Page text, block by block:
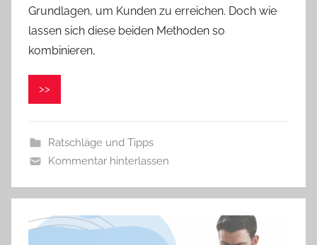
V
e
Grundlagen, um Kunden zu erreichen. Doch wie
lassen sich diese beiden Methoden so
kombinieren,
>>
Ratschläge und Tipps
Kommentar hinterlassen